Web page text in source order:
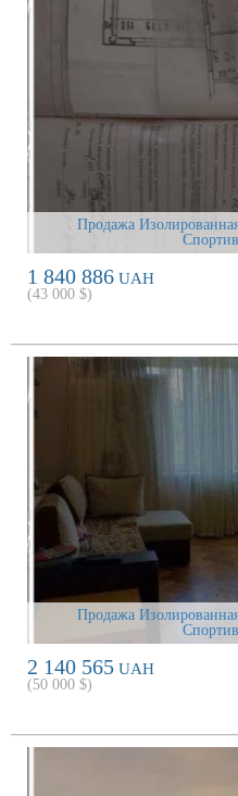
Продажа
1 840 886 UAH
(43 000 $)
Продажа
2 140 565 UAH
(50 000 $)